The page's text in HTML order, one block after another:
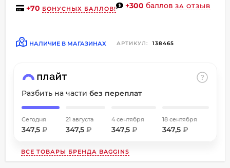
+70 БОНУСНЫХ БАЛЛОВ! +300 баллов ЗА ОТЗЫВ
НАЛИЧИЕ В МАГАЗИНАХ АРТИКУЛ: 138465
Разбить на части без переплат
Сегодня
347,5 ₽
21 августа
347,5 ₽
4 сентября
347,5 ₽
18 сентября
347,5 ₽
ВСЕ ТОВАРЫ БРЕНДА BAGGINS
25
2 недели
8 800 302-02-51